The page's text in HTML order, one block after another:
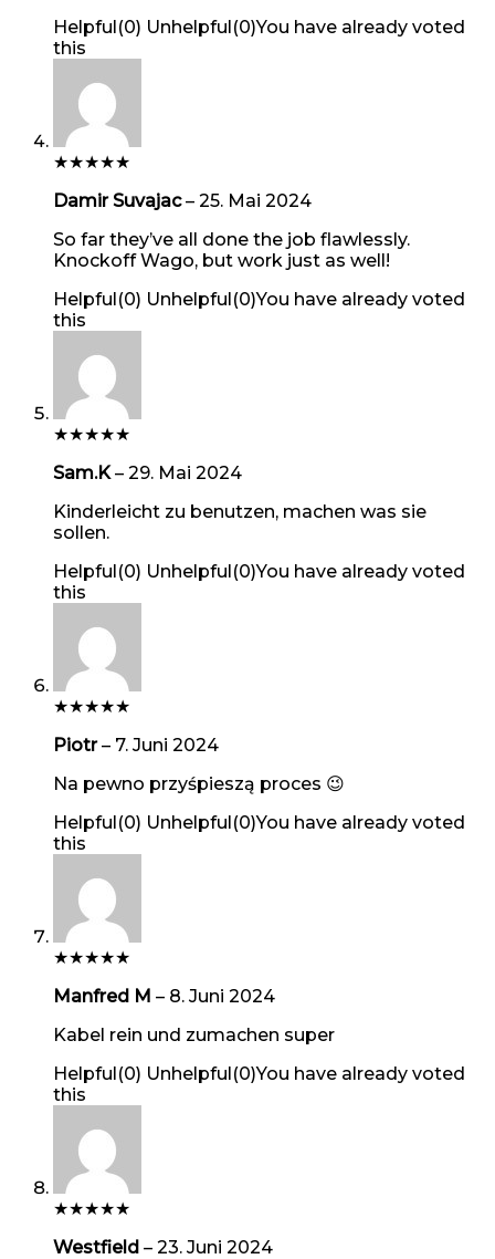
Helpful(0) Unhelpful(0)You have already voted
this
★★★★★
Damir Suvajac– 25. Mai 2024
So far they’ve all done the job flawlessly.
Knockoff Wago, but work just as well!
Helpful(0) Unhelpful(0)You have already voted
this
★★★★★
Sam.K– 29. Mai 2024
Kinderleicht zu benutzen, machen was sie
sollen.
Helpful(0) Unhelpful(0)You have already voted
this
★★★★★
Piotr– 7. Juni 2024
Na pewno przyśpieszą proces 😉
Helpful(0) Unhelpful(0)You have already voted
this
★★★★★
Manfred M – 8. Juni 2024
Kabel rein und zumachen super
Helpful(0) Unhelpful(0)You have already voted
this
★★★★★
Westfield – 23. Juni 2024